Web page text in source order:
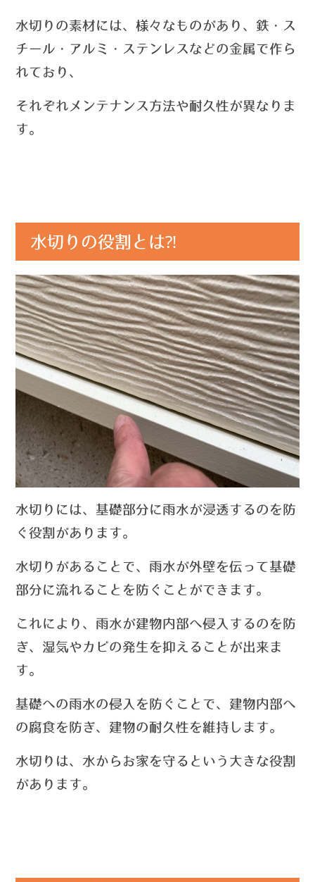
水切りの素材には、様々なものがあり、鉄・ス
チール・アルミ・ステンレスなどの金属で作ら
れており、
それぞれメンテナンス方法や耐久性が異なりま
す。
水切りの役割とは⁈
水切りには、基礎部分に雨水が浸透するのを防
ぐ役割があります。
水切りがあることで、雨水が外壁を伝って基礎
部分に流れることを防ぐことができます。
これにより、雨水が建物内部へ侵入するのを防
ぎ、湿気やカビの発生を抑えることが出来ま
す。
基礎への雨水の侵入を防ぐことで、建物内部へ
の腐食を防ぎ、建物の耐久性を維持します。
水切りは、水からお家を守るという大きな役割
があります。